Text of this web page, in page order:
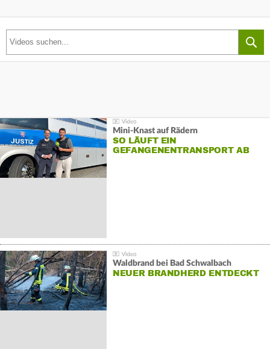
Mini-Knast auf Rädern
SO LÄUFT EIN
GEFANGENENTRANSPORT AB
Waldbrand bei Bad Schwalbach
NEUER BRANDHERD ENTDECKT